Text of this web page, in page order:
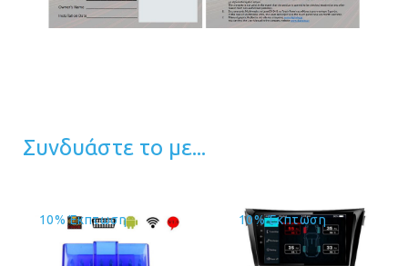
Συνδυάστε το με...
10% Έκπτωση 10% Έκπτωση